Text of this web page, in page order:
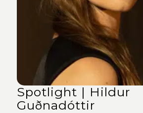
Spotlight | Hildur
Guðnadóttir